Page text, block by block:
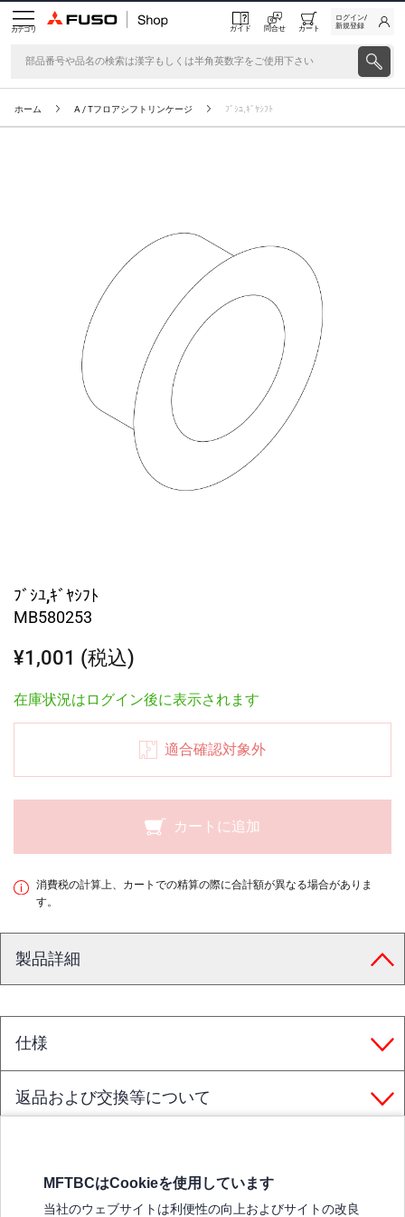
カテゴリ ガイド 問合せ カート
ログイン/
新規登録
ホーム A / Tフロアシフトリンケージ ﾌﾞｼﾕ,ｷﾞﾔｼﾌﾄ
ﾌﾞｼﾕ,ｷﾞﾔｼﾌﾄ
MB580253
¥1,001 (税込)
在庫状況はログイン後に表示されます
適合確認対象外
カートに追加
消費税の計算上、カートでの精算の際に合計額が異なる場合がありま
す。
製品詳細
仕様
返品および交換等について
MFTBCはCookieを使用しています
当社のウェブサイトは利便性の向上およびサイトの改良